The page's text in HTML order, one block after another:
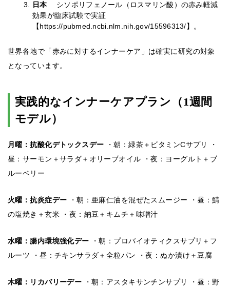
日本
シソポリフェノール（ロスマリン酸）の赤み軽減
効果が臨床試験で実証
【https://pubmed.ncbi.nlm.nih.gov/15596313/】。
世界各地で「赤みに対するインナーケア」は確実に研究の対象
となっています。
実践的なインナーケアプラン（1週間
モデル）
月曜：抗酸化デトックスデー
・朝：緑茶＋ビタミンCサプリ ・
昼：サーモン＋サラダ＋オリーブオイル ・夜：ヨーグルト＋ブ
ルーベリー
火曜：抗炎症デー
・朝：亜麻仁油を混ぜたスムージー ・昼：鯖
の塩焼き＋玄米 ・夜：納豆＋キムチ＋味噌汁
水曜：腸内環境強化デー
・朝：プロバイオティクスサプリ＋フ
ルーツ ・昼：チキンサラダ＋全粒パン ・夜：ぬか漬け＋豆腐
木曜：リカバリーデー ・朝：アスタキサンチンサプリ ・昼：野